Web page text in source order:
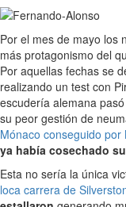
Por el mes de mayo los
más protagonismo del
Por aquellas fechas se
realizando un test con
escudería alemana
su peor gestión de
Mónaco conseguido por
ya había cosechado
Esta no sería la única
loca carrera de